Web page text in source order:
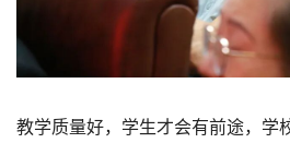
教学质量好，学生才会有前途，学